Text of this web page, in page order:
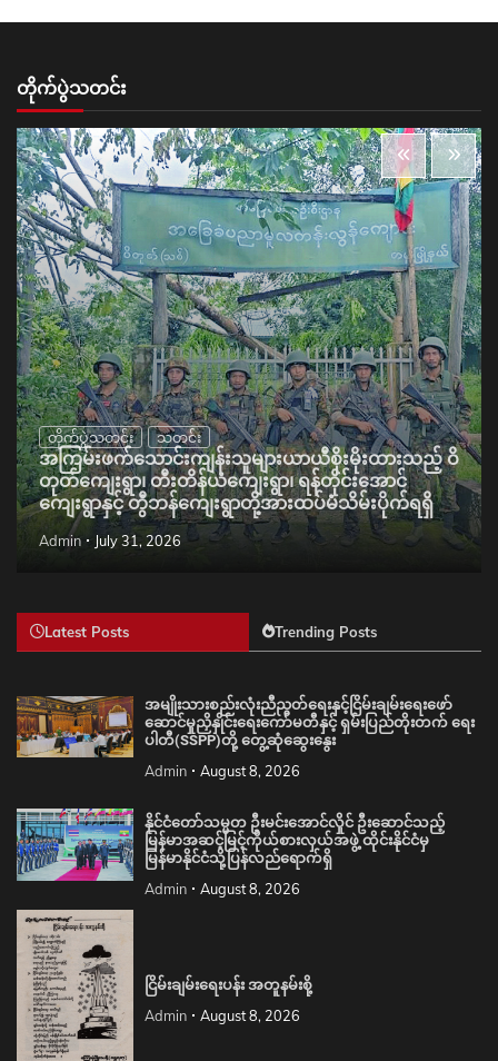
တိုက်ပွဲသတင်း
တိုက်ပွဲသတင်း သတင်း
အကြမ်းဖက်သောင်းကျန်းသူများယာယီစိုးမိုးထားသည့် ဝိ
တုတ်ကျေးရွာ၊ တီးတိန်ယံကျေးရွာ၊ ရန်တိုင်းအောင်
ကျေးရွာနှင့် တွီဘန်ကျေးရွာတို့အားထပ်မံသိမ်းပိုက်ရရှိ
Admin July 31, 2026
Latest Posts Trending Posts
အမျိုးသားစည်းလုံးညီညွတ်ရေးနှင့်ငြိမ်းချမ်းရေးဖော်
ဆောင်မှုညှိနှိုင်းရေးကော်မတီနှင့် ရှမ်းပြည်တိုးတက် ရေး
ပါတီ(SSPP)တို့ တွေ့ဆုံဆွေးနွေး
Admin August 8, 2026
နိုင်ငံတော်သမ္မတ ဦးမင်းအောင်လှိုင် ဦးဆောင်သည့်
မြန်မာအဆင့်မြင့်ကိုယ်စားလှယ်အဖွဲ့ ထိုင်းနိုင်ငံမှ
မြန်မာနိုင်ငံသို့ပြန်လည်ရောက်ရှိ
Admin August 8, 2026
ငြိမ်းချမ်းရေးပန်း အတူနမ်းစို့
Admin August 8, 2026